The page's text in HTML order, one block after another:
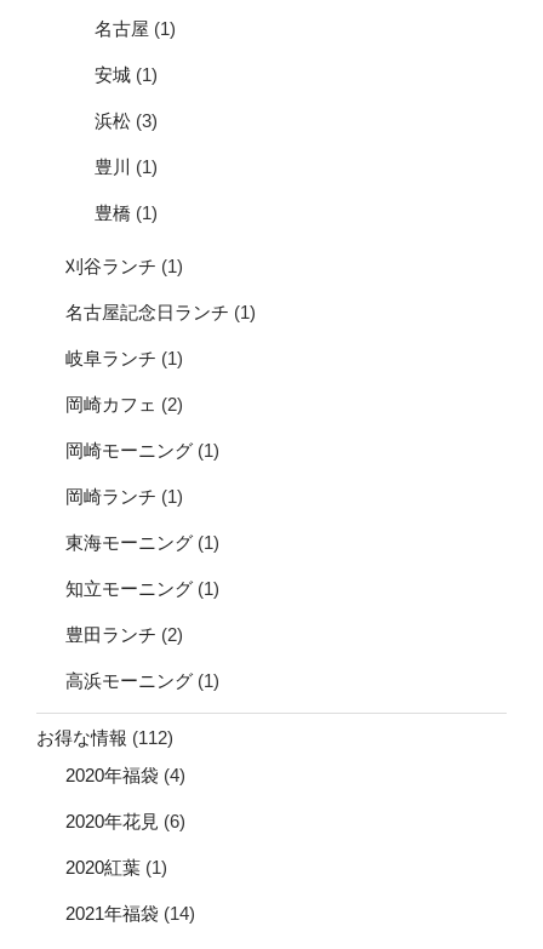
名古屋 (1)
安城 (1)
浜松 (3)
豊川 (1)
豊橋 (1)
刈谷ランチ (1)
名古屋記念日ランチ (1)
岐阜ランチ (1)
岡崎カフェ (2)
岡崎モーニング (1)
岡崎ランチ (1)
東海モーニング (1)
知立モーニング (1)
豊田ランチ (2)
高浜モーニング (1)
お得な情報 (112)
2020年福袋 (4)
2020年花見 (6)
2020紅葉 (1)
2021年福袋 (14)